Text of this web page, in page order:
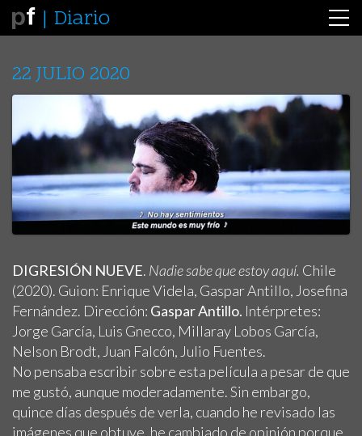
Diario
22 JULIO 2020
DIGRESIÓN NUEVE. Nadie sabe que estoy aquí. Chile
(2020). Guion: Enrique Videla, Gaspar Antillo, Josefina
Fernández. Dirección: Gaspar Antillo. Intérpretes:
Jorge García, Luis Gnecco, Millaray Lobos García,
Nelson Brodt, Juan Falcón, Julio Fuentes.
No pensaba escribir sobre esta película a pesar de que
me gustó, aunque moderadamente. Sin embargo,
quince días después de verla, cuando he revisado las
imágenes que obtuve, he cambiado de opinión porque